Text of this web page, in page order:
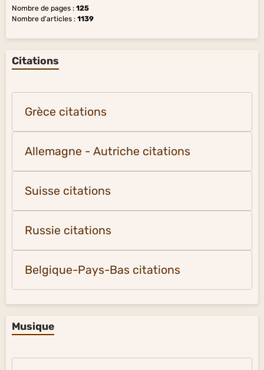
Nombre de pages : 125
Nombre d'articles : 1139
Citations
Grèce citations
Allemagne - Autriche citations
Suisse citations
Russie citations
Belgique-Pays-Bas citations
Musique